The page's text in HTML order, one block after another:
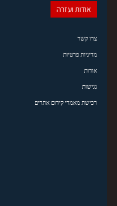
אודות ועזרה
צרו קשר
מדיניות פרטיות
אודות
נגישות
רכישת מאמרי קידום אתרים